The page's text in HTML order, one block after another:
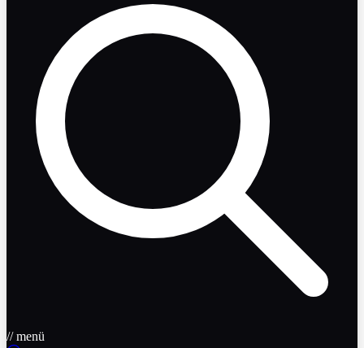
// menü